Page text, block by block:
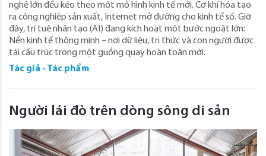
nghệ lớn đều kéo theo một mô hình kinh tế mới. Cơ khí hóa tạo
ra công nghiệp sản xuất, Internet mở đường cho kinh tế số. Giờ
đây, trí tuệ nhân tạo (AI) đang kích hoạt một bước ngoặt lớn:
Nền kinh tế thông minh – nơi dữ liệu, tri thức và con người được
tái cấu trúc trong một guồng quay hoàn toàn mới.
Tác giả - Tác phẩm
Người lái đò trên dòng sông di sản